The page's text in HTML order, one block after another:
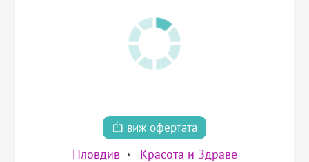
виж офертата
Пловдив Красота и Здраве